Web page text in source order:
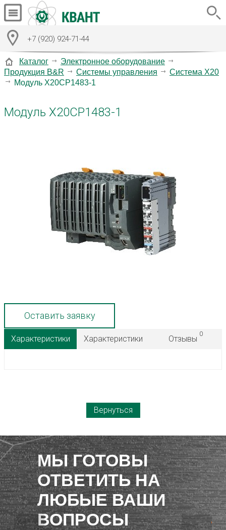
+7 (920) 924-71-44
Каталог
Электронное оборудование
Продукция B&R
Системы управления
Система X20
Модуль X20CP1483-1
Модуль X20CP1483-1
Оставить заявку
Характеристики Характеристики Отзывы
0
Вернуться
МЫ ГОТОВЫ
ОТВЕТИТЬ НА
ЛЮБЫЕ ВАШИ
ВОПРОСЫ